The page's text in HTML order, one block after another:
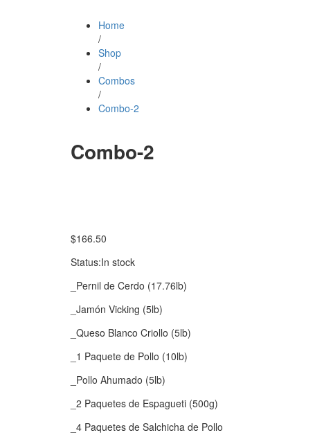
Home
/
Shop
/
Combos
/
Combo-2
Combo-2
$166.50
Status:In stock
_Pernil de Cerdo (17.76lb)
_Jamón Vicking (5lb)
_Queso Blanco Criollo (5lb)
_1 Paquete de Pollo (10lb)
_Pollo Ahumado (5lb)
_2 Paquetes de Espagueti (500g)
_4 Paquetes de Salchicha de Pollo